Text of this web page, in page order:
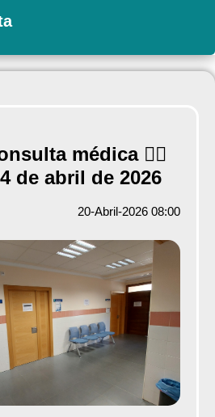
médica 👨‍⚕️
de abril de 2026
20-Abril-2026 08:00